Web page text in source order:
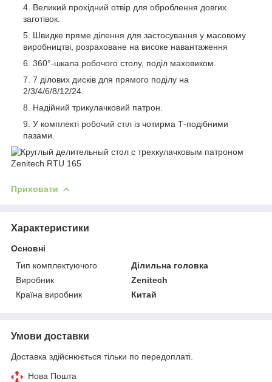
Великий прохідний отвір для оброблення довгих
заготівок.
Швидке пряме ділення для застосування у масовому
виробництві, розраховане на високе навантаження
360°-шкала робочого столу, поділ маховиком.
7 ділових дисків для прямого поділу на
2/3/4/6/8/12/24.
Надійний трикулачковий патрон.
У комплекті робочий стіл із чотирма Т-подібними
пазами.
Приховати
Характеристики
Основні
Тип комплектуючого
Ділильна головка
Виробник
Zenitech
Країна виробник
Китай
Умови доставки
Доставка здійснюється тільки по передоплаті.
Нова Пошта